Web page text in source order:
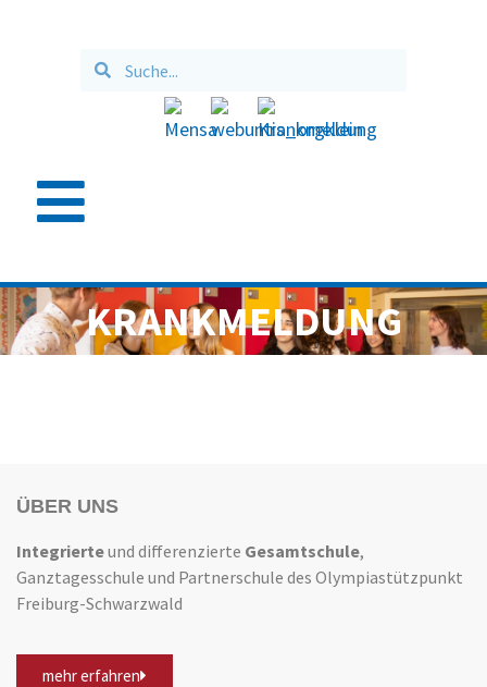
KRANKMELDUNG
ÜBER UNS
Integrierteund differenzierte Gesamtschule,
Ganztagesschule und Partnerschule des Olympiastützpunkt
Freiburg-Schwarzwald
mehr erfahren